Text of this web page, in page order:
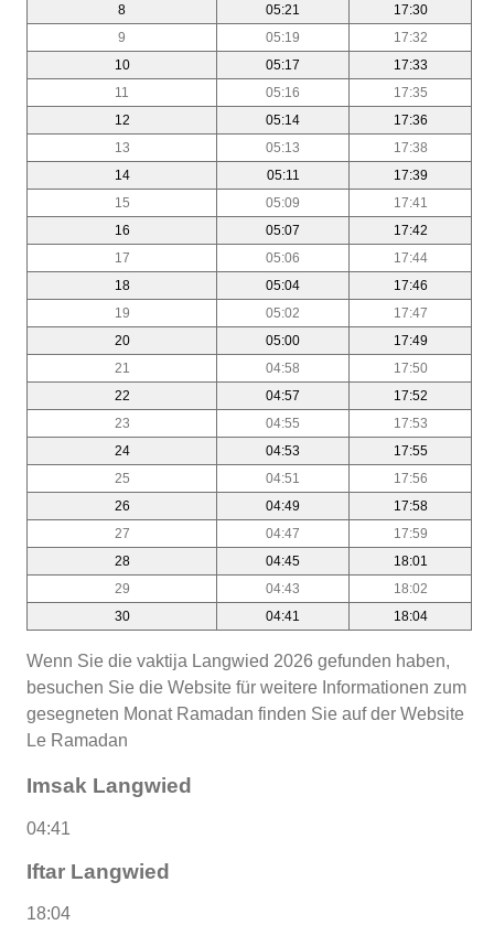
8
05:21
17:30
9
05:19
17:32
10
05:17
17:33
11
05:16
17:35
12
05:14
17:36
13
05:13
17:38
14
05:11
17:39
15
05:09
17:41
16
05:07
17:42
17
05:06
17:44
18
05:04
17:46
19
05:02
17:47
20
05:00
17:49
21
04:58
17:50
22
04:57
17:52
23
04:55
17:53
24
04:53
17:55
25
04:51
17:56
26
04:49
17:58
27
04:47
17:59
28
04:45
18:01
29
04:43
18:02
30
04:41 18:04
Wenn Sie die vaktija Langwied 2026 gefunden haben,
besuchen Sie die Website für weitere Informationen zum
gesegneten Monat Ramadan finden Sie auf der Website
Le Ramadan
Imsak Langwied
04:41
Iftar Langwied
18:04